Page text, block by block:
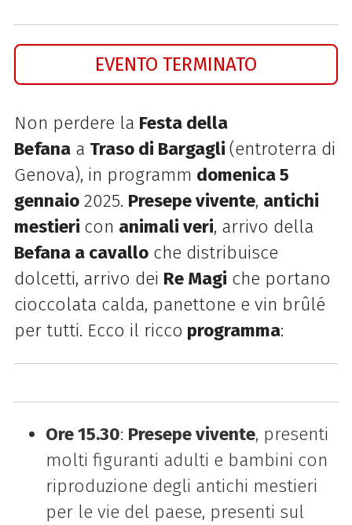
EVENTO TERMINATO
Non perdere la Festa della
Befana a Traso di Bargagli (entroterra di
Genova), in programm domenica 5
gennaio2025. Presepe vivente, antichi
mestieri con animali veri, arrivo della
Befana a cavalloche distribuisce
dolcetti, arrivo dei Re Magi che portano
cioccolata calda, panettone e vin brûlé
per tutti. Ecco il ricco programma:
Ore 15.30: Presepe vivente, presenti
molti figuranti adulti e bambini con
riproduzione degli antichi mestieri
per le vie del paese, presenti sul